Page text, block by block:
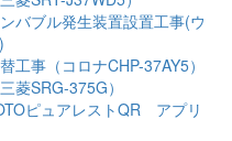
バブル発生装置設置工事(ウ
工事（コロナCHP-37AY5）
菱SRG-375G）
ピュアレストQR アプリ